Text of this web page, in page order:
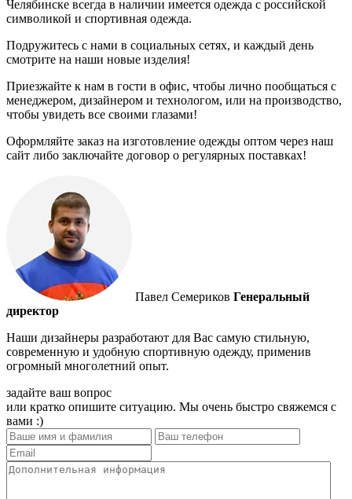
Челябинске всегда в наличии имеется одежда с российской
символикой и спортивная одежда.
Подружитесь с нами в социальных сетях, и каждый день
смотрите на наши новые изделия!
Приезжайте к нам в гости в офис, чтобы лично пообщаться с
менеджером, дизайнером и технологом, или на производство,
чтобы увидеть все своими глазами!
Оформляйте заказ на изготовление одежды оптом через наш
сайт либо заключайте договор о регулярных поставках!
Павел Семериков Генеральный
директор
Наши дизайнеры разработают для Вас самую стильную,
современную и удобную спортивную одежду, применив
огромный многолетний опыт.
задайте ваш вопрос
или кратко опишите ситуацию. Мы очень быстро свяжемся с
вами :)